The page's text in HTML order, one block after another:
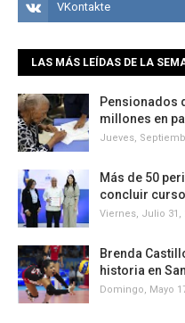
LAS MÁS LEÍDAS DE LA
Pensionados
millones en
Jueves,
Más de 50
concluir
Viernes, Julio 31,
Brenda
historia en
Domingo, Mayo